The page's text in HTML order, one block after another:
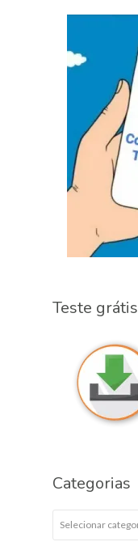
Teste
Categorias